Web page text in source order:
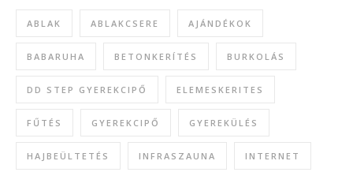
ABLAK ABLAKCSERE AJÁNDÉKOK
BABARUHA BETONKERÍTÉS BURKOLÁS
DD STEP GYEREKCIPŐ ELEMESKERITES
FŰTÉS GYEREKCIPŐ GYEREKÜLÉS
HAJBEÜLTETÉS INFRASZAUNA INTERNET